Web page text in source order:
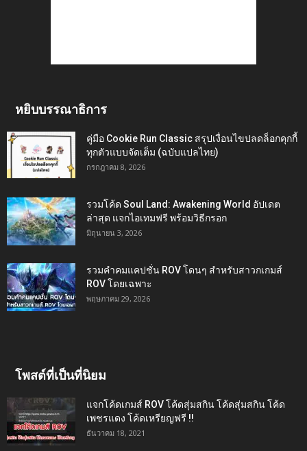
หยิบบรรณาธิการ
คู่มือ Cookie Run Classic สรุปเงื่อนไขปลดล็อกคุกกี้
ทุกตัวแบบจัดเต็ม (ฉบับแปลไทย)
กรกฎาคม 8, 2026
รวมโค้ด Soul Land: Awakening World อัปเดต
ล่าสุด แจกไอเทมฟรี พร้อมวิธีกรอก
มิถุนายน 3, 2026
รวมคำคมแคปชั่น ROV โดนๆ สำหรับสาวกเกมส์
ROV โดยเฉพาะ
พฤษภาคม 29, 2026
โพสต์ที่เป็นที่นิยม
แจกโค้ดเกมส์ ROV โค้ดสุ่มสกิน โค้ดสุ่มสกิน โค้ด
เพชรแดง โค้ดเหรียญฟรี !!
ธันวาคม 18, 2021